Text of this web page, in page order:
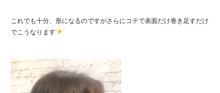
これでも十分、形になるのですがさらにコテで表面だけ巻き足すだけ
でこうなります